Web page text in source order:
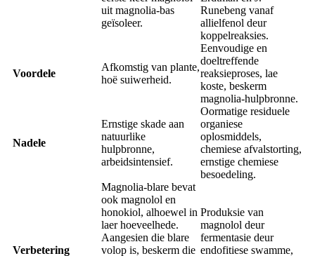
uit magnolia-bas
geïsoleer.
Runebeng vanaf
allielfenol deur
koppelreaksies.
Voordele
Afkomstig van plante,
hoë suiwerheid.
Eenvoudige en
doeltreffende
reaksieproses, lae
koste, beskerm
magnolia-hulpbronne.
Nadele
Ernstige skade aan
natuurlike
hulpbronne,
arbeidsintensief.
Oormatige residuele
organiese
oplosmiddels,
chemiese afvalstorting,
ernstige chemiese
besoedeling.
Verbetering
Magnolia-blare bevat
ook magnolol en
honokiol, alhoewel in
laer hoeveelhede.
Aangesien die blare
volop is, beskerm die
Produksie van
magnolol deur
fermentasie deur
endofitiese swamme,